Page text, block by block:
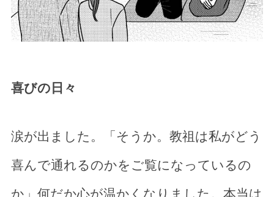
喜びの日々
涙が出ました。「そうか。教祖は私がどう
喜んで通れるのかをご覧になっているの
か」何だか心が温かくなりました。本当は